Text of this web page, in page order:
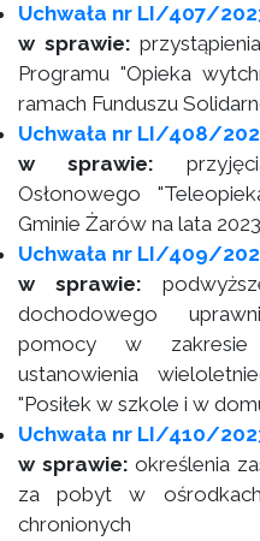
Uchwała nr LI/407/
w sprawie:
Programu "Opieka
ramach Funduszu
Uchwała nr LI/408/
w sprawie:
Osłonowego
Gminie Żarów na lata
Uchwała nr LI/409/
w sprawie:
dochodowego
pomocy w
ustanowienia
"Posiłek w szkole i w
Uchwała nr LI/410/
w sprawie: określenia
za pobyt w
chronionych